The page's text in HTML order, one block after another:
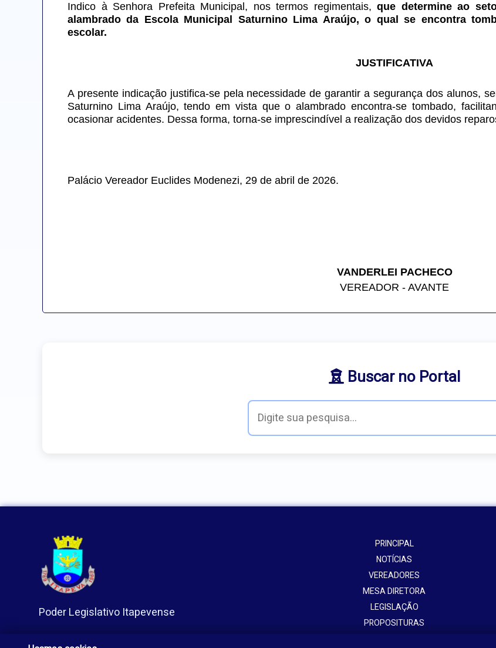
Indico à Senhora Prefeita Municipal, nos termos regimentais, que determine ao
alambrado da Escola Municipal Saturnino Lima Araújo, o qual se encontra
escolar.
JUSTIFICATIVA
A presente indicação justifica-se pela necessidade de garantir a segurança dos alunos,
Saturnino Lima Araújo, tendo em vista que o alambrado encontra-se tombado,
ocasionar acidentes. Dessa forma, torna-se imprescindível a realização dos devidos
Palácio Vereador Euclides Modenezi, 29 de abril de 2026.
VANDERLEI PACHECO
VEREADOR - AVANTE
Buscar no Portal
Poder Legislativo Itapevense
PRINCIPAL
NOTÍCIAS
VEREADORES
MESA DIRETORA
LEGISLAÇÃO
PROPOSITURAS